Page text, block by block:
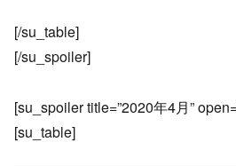
[/su_table]
[/su_spoiler]
[su_spoiler title=”2020年4月”
[su_table]